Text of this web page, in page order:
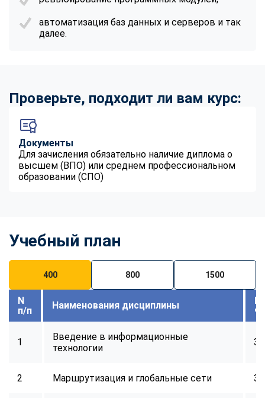
автоматизация баз данных и серверов и так
далее.
Проверьте, подходит ли вам курс:
Документы
Для зачисления обязательно наличие диплома о
высшем (ВПО) или среднем профессиональном
образовании (СПО)
Учебный план
400 800 1500
N
п/п
Наименования дисциплины
1
Введение в информационные
технологии
32
2 Маршрутизация и глобальные сети 32